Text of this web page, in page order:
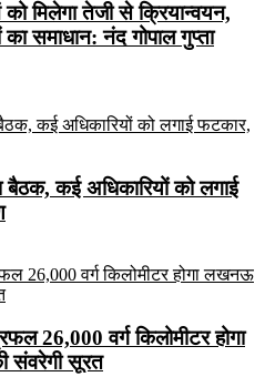
मिलेगा तेजी से क्रियान्वयन,
समाधान: नंद गोपाल गुप्ता
कई अधिकारियों को लगाई
26,000 वर्ग किलोमीटर होगा
संवरेगी सूरत